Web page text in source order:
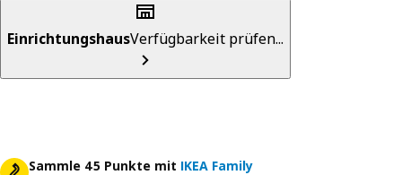
EinrichtungshausVerfügbarkeit prüfen...
Sammle 45 Punkte mit IKEA Family